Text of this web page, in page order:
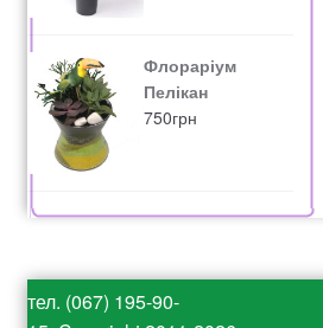
Флораріум
Пелікан
750грн
тел. (067) 195-90-